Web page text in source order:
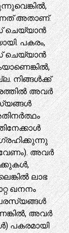
അതാണ്.
ചെയ്യാൻ
പകരം,
ചെയ്യാൻ
നിങ്ങൾക്ക്
അവർ
അവർ
ലാഭ
ഖനനം
അവർ
പകരമായി